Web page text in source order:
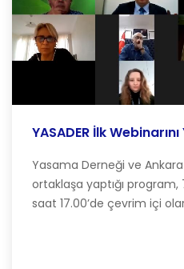
YASADER İlk
Yasama Derneği ve Ankara
ortaklaşa yaptığı program,
saat 17.00’de çevrim içi